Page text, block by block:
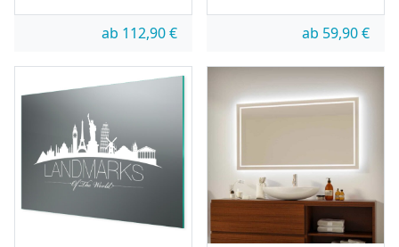
ab 112,90€ ab 59,90€